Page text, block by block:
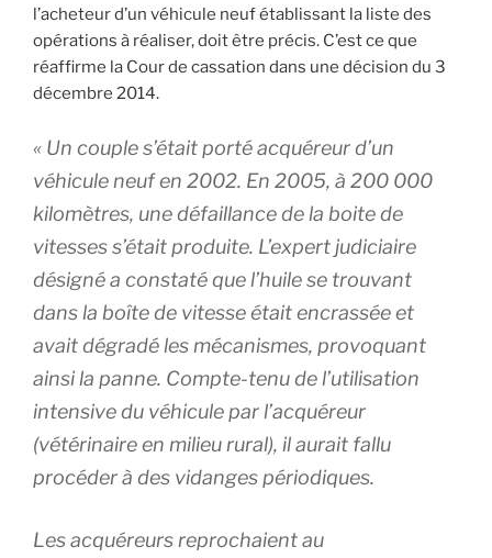
l’acheteur d’un véhicule neuf établissant la liste des
opérations à réaliser, doit être précis. C’est ce que
réaffirme la Cour de cassation dans une décision du 3
décembre 2014.
« Un couple s’était porté acquéreur d’un
véhicule neuf en 2002. En 2005, à 200 000
kilomètres, une défaillance de la boite de
vitesses s’était produite. L’expert judiciaire
désigné a constaté que l’huile se trouvant
dans la boîte de vitesse était encrassée et
avait dégradé les mécanismes, provoquant
ainsi la panne. Compte-tenu de l’utilisation
intensive du véhicule par l’acquéreur
(vétérinaire en milieu rural), il aurait fallu
procéder à des vidanges périodiques.
Les acquéreurs reprochaient au